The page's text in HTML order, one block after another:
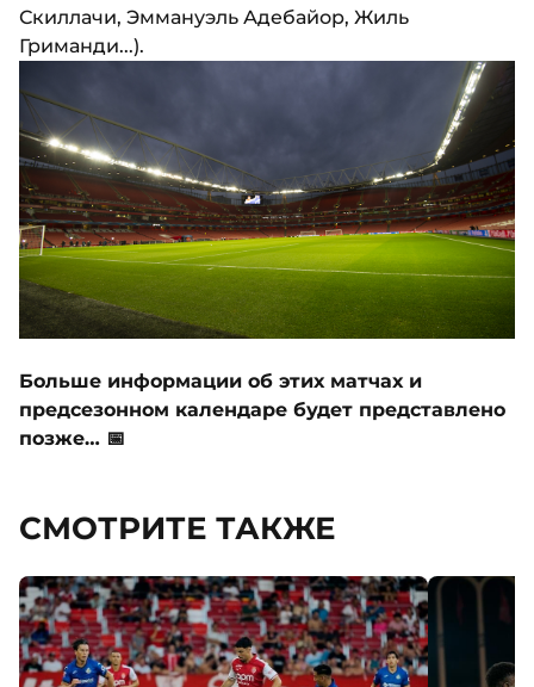
Скиллачи, Эммануэль Адебайор, Жиль
Гриманди...).
Больше информации об этих матчах и
предсезонном календаре будет представлено
позже… 📅
СМОТРИТЕ ТАКЖЕ